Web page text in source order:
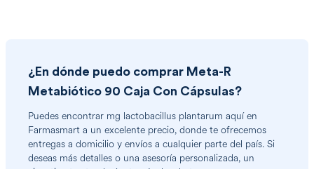
¿En dónde puedo comprar Meta-R
Metabiótico 90 Caja Con Cápsulas?
Puedes encontrar mg lactobacillus plantarum aquí en
Farmasmart a un excelente precio, donde te ofrecemos
entregas a domicilio y envíos a cualquier parte del país. Si
deseas más detalles o una asesoría personalizada, un